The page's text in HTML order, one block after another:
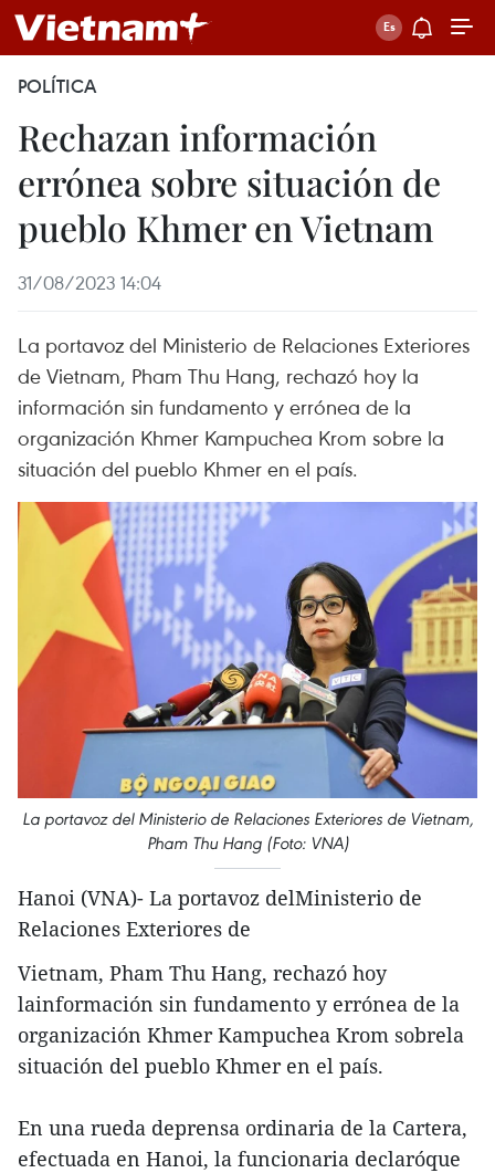
POLÍTICA
Rechazan información
errónea sobre situación de
pueblo Khmer en Vietnam
31/08/2023 14:04
La portavoz del Ministerio de Relaciones Exteriores
de Vietnam, Pham Thu Hang, rechazó hoy la
información sin fundamento y errónea de la
organización Khmer Kampuchea Krom sobre la
situación del pueblo Khmer en el país.
La portavoz del Ministerio de Relaciones Exteriores de Vietnam,
Pham Thu Hang (Foto: VNA)
Hanoi (VNA)- La portavoz delMinisterio de
Relaciones Exteriores de
Vietnam, Pham Thu Hang, rechazó hoy
lainformación sin fundamento y errónea de la
organización Khmer Kampuchea Krom sobrela
situación del pueblo Khmer en el país.
En una rueda deprensa ordinaria de la Cartera,
efectuada en Hanoi, la funcionaria declaróque